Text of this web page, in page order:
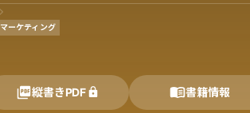
マーケティング
縦書きPDF 書籍情報